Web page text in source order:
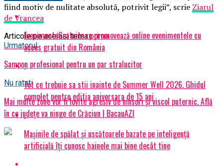
fiind motiv de nulitate absolută, potrivit legii”, scrie Ziarul
de Vrancea
Articole pe aceiasi tema:prima
Urmatorul
Sampon profesional pentru un par stralucitor
Nu ratati
Mai multe zone vor fi lovite agresiv de ninsori și viscol puternic. Află
în ce județe va ninge de Crăciun | BacauAZI
EvenimenteGratuite.ro promovează online evenimentele cu
acces gratuit din România
Tot ce trebuie sa stii inainte de Summer Well 2026. Ghidul
complet pentru editia aniversara de 15 ani
Mașinile de spălat și uscătoarele bazate pe inteligență
artificială îți cunosc hainele mai bine decât tine